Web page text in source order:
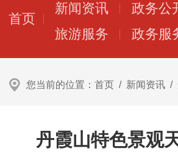
首页
新闻资讯 政务公
旅游服务
政务服
您当前的位置： 首页 / 新闻资讯 /
丹霞山特色景观